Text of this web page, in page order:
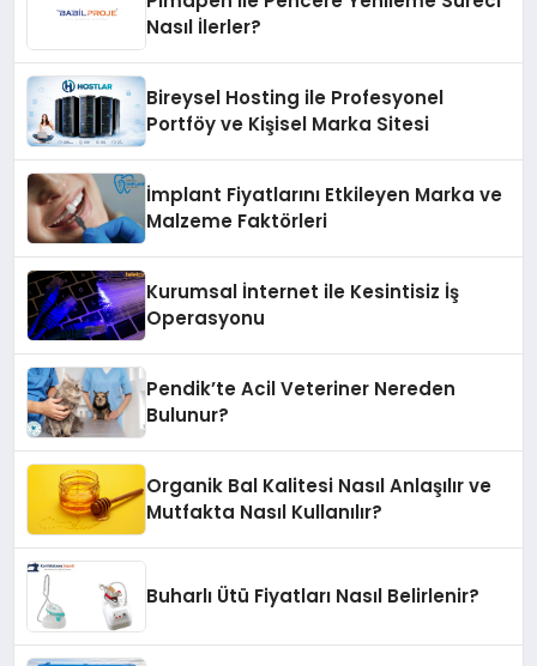
Nasıl İlerler?
Bireysel Hosting ile Profesyonel
Portföy ve Kişisel Marka Sitesi
İmplant Fiyatlarını Etkileyen Marka ve
Malzeme Faktörleri
Kurumsal İnternet ile Kesintisiz İş
Operasyonu
Pendik’te Acil Veteriner Nereden
Bulunur?
Organik Bal Kalitesi Nasıl Anlaşılır ve
Mutfakta Nasıl Kullanılır?
Buharlı Ütü Fiyatları Nasıl Belirlenir?